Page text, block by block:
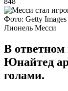
Фото: Getty Images
Лионель Месси
В ответном
Юнайтед
голами.